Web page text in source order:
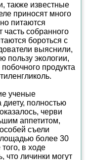
также известные
приносят много
питаются
собранного
бороться с
выяснили,
пользу экологии,
продукта
ученые
полностью
черви
аппетитом,
съели
более 30
в ходе
личинки могут